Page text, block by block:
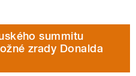
summitu
zrady Donalda